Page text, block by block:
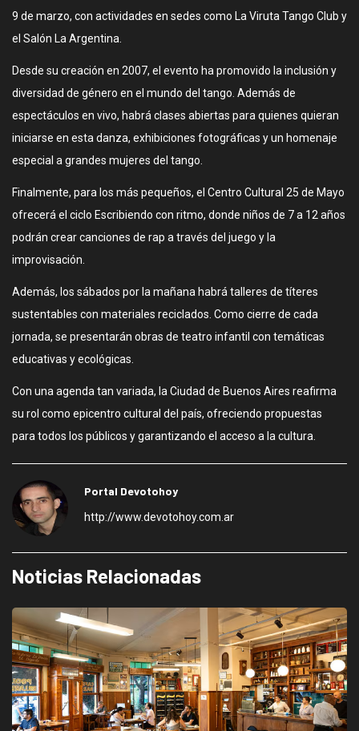
9 de marzo, con actividades en sedes como La Viruta Tango Club y
el Salón La Argentina.
Desde su creación en 2007, el evento ha promovido la inclusión y
diversidad de género en el mundo del tango. Además de
espectáculos en vivo, habrá clases abiertas para quienes quieran
iniciarse en esta danza, exhibiciones fotográficas y un homenaje
especial a grandes mujeres del tango.
Finalmente, para los más pequeños, el Centro Cultural 25 de Mayo
ofrecerá el ciclo Escribiendo con ritmo, donde niños de 7 a 12 años
podrán crear canciones de rap a través del juego y la
improvisación.
Además, los sábados por la mañana habrá talleres de títeres
sustentables con materiales reciclados. Como cierre de cada
jornada, se presentarán obras de teatro infantil con temáticas
educativas y ecológicas.
Con una agenda tan variada, la Ciudad de Buenos Aires reafirma
su rol como epicentro cultural del país, ofreciendo propuestas
para todos los públicos y garantizando el acceso a la cultura.
Portal Devotohoy
http://www.devotohoy.com.ar
Noticias Relacionadas